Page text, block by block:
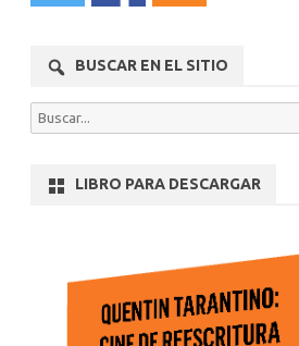
BUSCAR EN EL SITIO
Buscar
LIBRO PARA DESCARGAR